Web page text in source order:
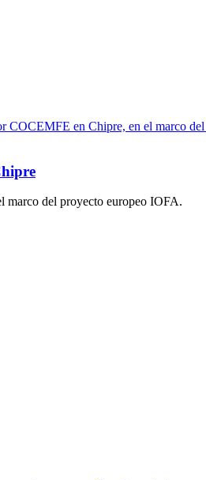
marco del proyecto europeo IOFA.